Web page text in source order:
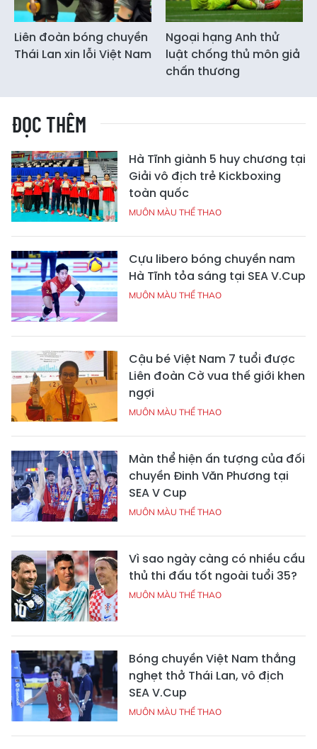
Liên đoàn bóng chuyền
Thái Lan xin lỗi Việt Nam
Ngoại hạng Anh thử
luật chống thủ môn giả
chấn thương
ĐỌC THÊM
Hà Tĩnh giành 5 huy chương tại
Giải vô địch trẻ Kickboxing
toàn quốc
MUÔN MÀU THỂ THAO
Cựu libero bóng chuyền nam
Hà Tĩnh tỏa sáng tại SEA V.Cup
MUÔN MÀU THỂ THAO
Cậu bé Việt Nam 7 tuổi được
Liên đoàn Cờ vua thế giới khen
ngợi
MUÔN MÀU THỂ THAO
Màn thể hiện ấn tượng của đối
chuyền Đinh Văn Phương tại
SEA V Cup
MUÔN MÀU THỂ THAO
Vì sao ngày càng có nhiều cầu
thủ thi đấu tốt ngoài tuổi 35?
MUÔN MÀU THỂ THAO
Bóng chuyền Việt Nam thắng
nghẹt thở Thái Lan, vô địch
SEA V.Cup
MUÔN MÀU THỂ THAO